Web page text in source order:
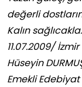
değerli
Kalın sağlıcakla.
11.07.2009/ İzmir
Hüseyin
Emekli